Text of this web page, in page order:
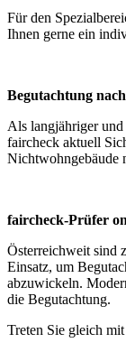
Für den
Ihnen gerne ein
Begutachtung
Als langjähriger und
faircheck aktuell
Nichtwohngebäude
faircheck-Prüfer
Österreichweit sind
Einsatz, um
abzuwickeln.
die Begutachtung.
Treten Sie gleich